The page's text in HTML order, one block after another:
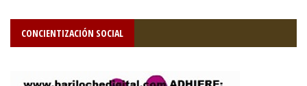
CONCIENTIZACIÓN SOCIAL